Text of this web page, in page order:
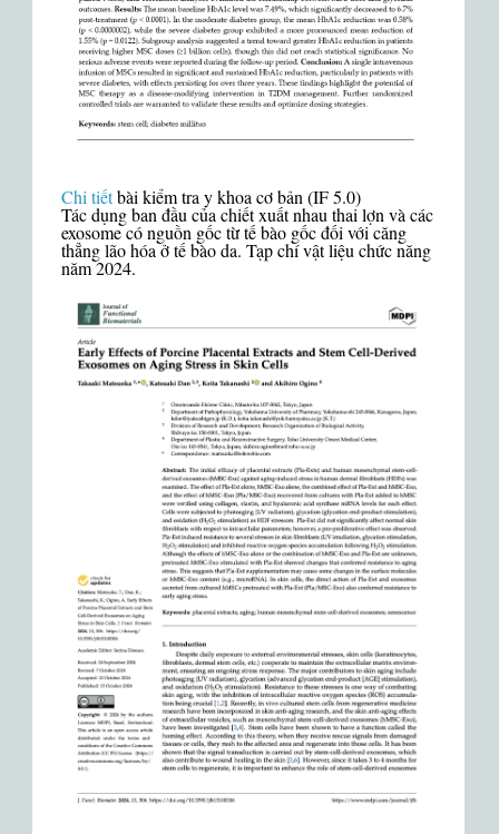
Chi tiếtbài kiểm tra y khoa cơ bản (IF 5.0)
Tác dụng ban đầu của chiết xuất nhau thai lợn và các
exosome có nguồn gốc từ tế bào gốc đối với căng
thẳng lão hóa ở tế bào da. Tạp chí vật liệu chức năng
năm 2024.